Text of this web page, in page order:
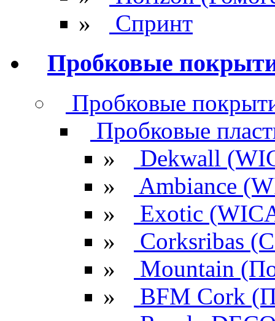
»
Спринт
Пробковые
Пробковые
Пробковые
»
Dekwall
»
Ambiance
»
Exotic
»
Corksribas
»
Mountain
»
BFM Cork